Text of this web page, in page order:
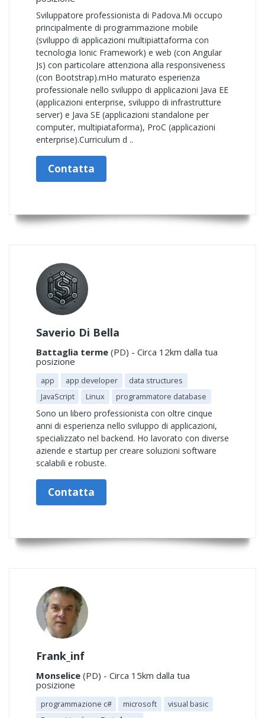
Sviluppatore professionista di Padova.Mi occupo
principalmente di programmazione mobile
(sviluppo di applicazioni multipiattaforma con
tecnologia Ionic Framework) e web (con Angular
Js) con particolare attenziona alla responsiveness
(con Bootstrap).rnHo maturato esperienza
professionale nello sviluppo di applicazioni Java EE
(applicazioni enterprise, sviluppo di infrastrutture
server) e Java SE (applicazioni standalone per
computer, multipiataforma), ProC (applicazioni
enterprise).Curriculum d ..
Contatta
Saverio Di Bella
Battaglia terme (PD) - Circa 12km dalla tua
posizione
app app developer
data structures
JavaScript
Linux programmatore database
Sono un libero professionista con oltre cinque
anni di esperienza nello sviluppo di applicazioni,
specializzato nel backend. Ho lavorato con diverse
aziende e startup per creare soluzioni software
scalabili e robuste.
Contatta
Frank_inf
Monselice (PD) - Circa 15km dalla tua
posizione
programmazione c# microsoft
visual basic